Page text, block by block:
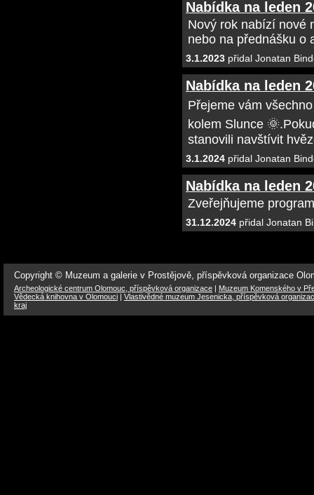
Nabídka na leden
Nový rok nabízí nové
nebo na přednášku o
3.1.2023 přidal Jonatan
Nabídka na leden
Přejeme vám
kolem Slunce
stanovili navštívit
3.1.2024 přidal Jonatan
Nabídka na leden
Zveřejňujeme
31.12.2024 přidal Jonatan
Copyright © Muzeum a galerie v Prostějově, příspěvková organizace
Archeologické centrum Olomouc, příspěvková organizace | Muzeum Komenského v
Vědecká knihovna v Olomouci | Vlastivědné muzeum Jesenicka, příspěvková
kraj